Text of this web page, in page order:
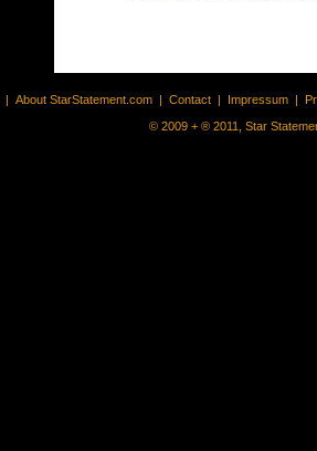
| About StarStatement.com | Contact | Impressum |
© 2009 + ® 2011, Star